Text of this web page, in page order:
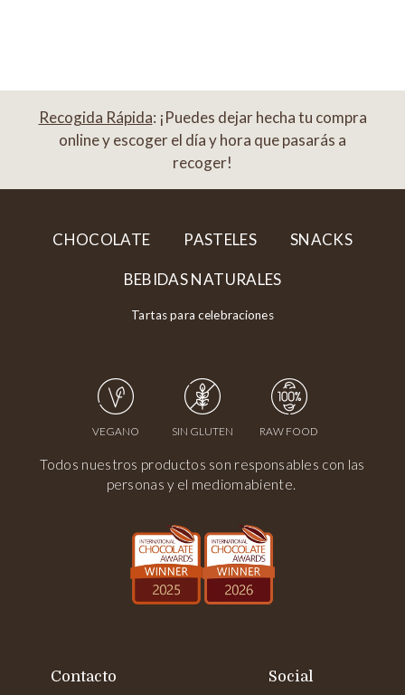
Recogida Rápida: ¡Puedes dejar hecha tu compra
online y escoger el día y hora que pasarás a
recoger!
CHOCOLATE PASTELES SNACKS
BEBIDAS NATURALES
Tartas para celebraciones
VEGANO SIN GLUTEN RAW FOOD
Todos nuestros productos son responsables con las
personas y el mediomabiente.
Contacto Social